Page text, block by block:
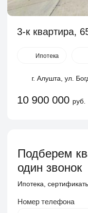
3-к квартира,
Ипотека
г. Алушта, ул.
10 900 000 руб.
Подберем
один звонок
Ипотека,
Номер телефона